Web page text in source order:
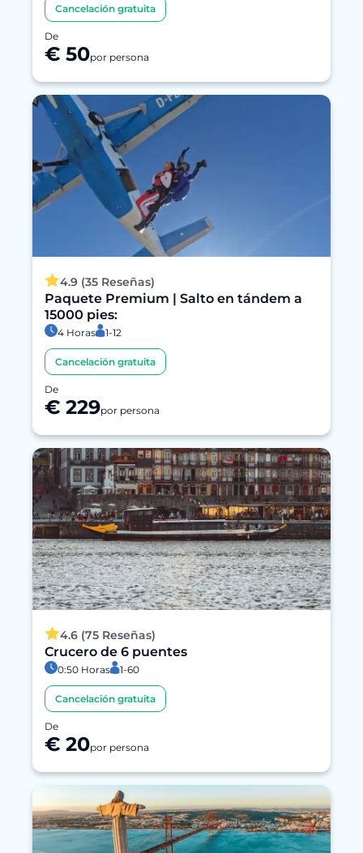
Cancelación gratuita
De
€ 50por persona
4.9 (35 Reseñas)
Paquete Premium | Salto en tándem a
15000 pies:
4 Horas 1-12
Cancelación gratuita
De
€ 229por persona
4.6 (75 Reseñas)
Crucero de 6 puentes
0:50 Horas 1-60
Cancelación gratuita
De
€ 20por persona